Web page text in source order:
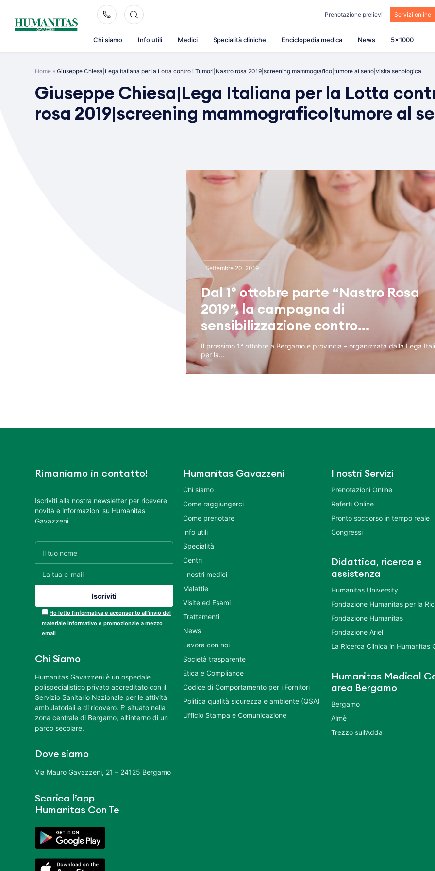
content
Prenotazione prelievi Servizi online
Chi siamo Info utili Medici Specialità cliniche Enciclopedia medica News 5×1000
Home » Giuseppe Chiesa|Lega Italiana per la Lotta contro i Tumori|Nastro rosa 2019|screening mammografico|tumore al seno|visita senologica
Giuseppe Chiesa|Lega Italiana per la Lotta
rosa 2019|screening mammografico|tumore al
Settembre 20, 2019
Dal 1° ottobre parte “Nastro Rosa
2019”, la campagna di
sensibilizzazione contro...
Il prossimo 1° ottobre a Bergamo e provincia – organizzata dalla Lega
per la...
Rimaniamo in contatto!
Iscriviti alla nostra newsletter per ricevere
novità e informazioni su Humanitas
Gavazzeni.
Ho letto l’informativa e acconsento all’invio del
materiale informativo e promozionale a mezzo
email
Chi Siamo
Humanitas Gavazzeni è un ospedale
polispecialistico privato accreditato con il
Servizio Sanitario Nazionale per le attività
ambulatoriali e di ricovero. E’ situato nella
zona centrale di Bergamo, all’interno di un
parco secolare.
Dove siamo
Via Mauro Gavazzeni, 21 – 24125 Bergamo
Scarica l’app
Humanitas Con Te
Humanitas Gavazzeni
Chi siamo
Come raggiungerci
Come prenotare
Info utili
Specialità
Centri
I nostri medici
Malattie
Visite ed Esami
Trattamenti
News
Lavora con noi
Società trasparente
Etica e Compliance
Codice di Comportamento per i Fornitori
Politica qualità sicurezza e ambiente (QSA)
Ufficio Stampa e Comunicazione
I nostri Servizi
Prenotazioni Online
Referti Online
Pronto soccorso in tempo reale
Congressi
Didattica, ricerca e
assistenza
Humanitas University
Fondazione Humanitas per la
Fondazione Humanitas
Fondazione Ariel
La Ricerca Clinica in Humanitas
Humanitas Medical
area Bergamo
Bergamo
Almè
Trezzo sull’Adda